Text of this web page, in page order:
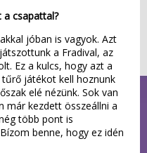
csapattal?
jóban is vagyok. Azt
a Fradival, az
Ez a kulcs, hogy azt a
játékot kell hoznunk
elé nézünk. Sok van
már kezdett összeállni a
több pont is
benne, hogy ez idén